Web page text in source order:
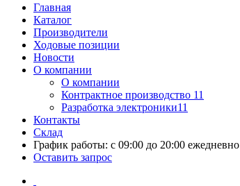
Главная
Каталог
Производители
Ходовые позиции
Новости
О компании
О компании
Контрактное производство 11
Разработка электроники11
Контакты
Склад
График работы: с 09:00 до 20:00 ежедневно
Оставить запрос